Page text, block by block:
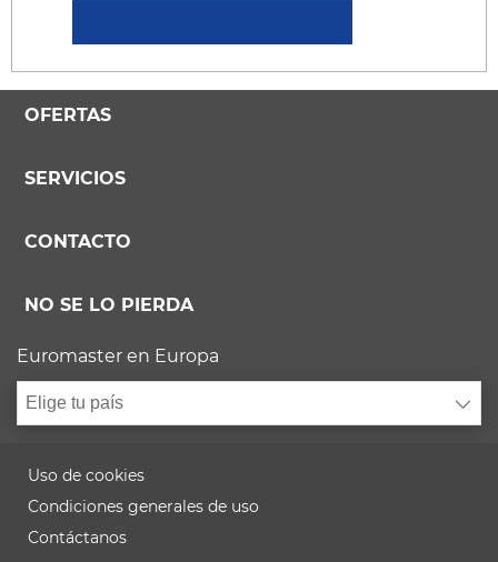
OFERTAS
SERVICIOS
CONTACTO
NO SE LO PIERDA
Euromaster en Europa
Elige tu país
Uso de cookies
Condiciones generales de uso
Contáctanos